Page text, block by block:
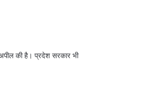
की है। प्रदेश सरकार भी